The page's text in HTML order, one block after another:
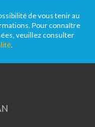
de vous tenir au
Pour connaître
veuillez consulter